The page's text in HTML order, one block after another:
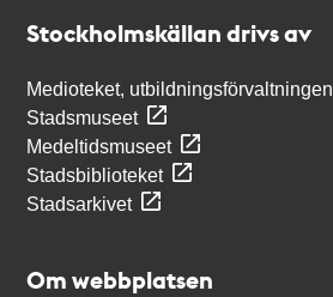
Stockholmskällan drivs av
Medioteket, utbildningsförvaltningen
Stadsmuseet
Medeltidsmuseet
Stadsbiblioteket
Stadsarkivet
Om webbplatsen